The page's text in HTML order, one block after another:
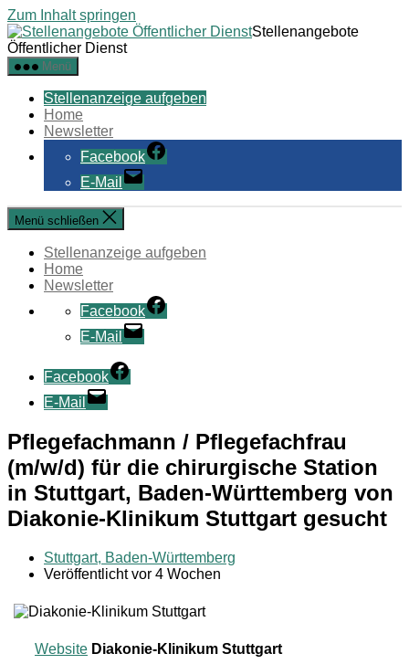
Zum Inhalt springen
Stellenangebote
Öffentlicher Dienst
Menü
Stellenanzeige aufgeben
Home
Newsletter
Facebook
E-Mail
Menü schließen
Stellenanzeige aufgeben
Home
Newsletter
Facebook
E-Mail
Facebook
E-Mail
Pflegefachmann / Pflegefachfrau
(m/w/d) für die chirurgische Station
in Stuttgart, Baden-Württemberg von
Diakonie-Klinikum Stuttgart gesucht
Stuttgart, Baden-Württemberg
Veröffentlicht vor 4 Wochen
Website Diakonie-Klinikum Stuttgart